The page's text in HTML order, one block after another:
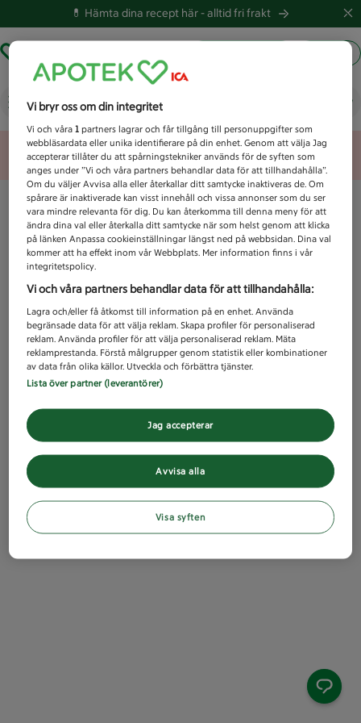
💊 Hämta dina recept här -alltid fri frakt
Vad letar du efter idag?
Unknown error
Vi bryr oss om din integritet
Vi och våra1 partners lagrar och får tillgång till personuppgifter som
webbläsardata eller unika identifierare på din enhet. Genom att välja Jag
accepterar tillåter du att spårningstekniker används för de syften som
anges under ”Vi och våra partners behandlar data för att tillhandahålla”.
Om du väljer Avvisa alla eller återkallar ditt samtycke inaktiveras de. Om
spårare är inaktiverade kan visst innehåll och vissa annonser som du ser
vara mindre relevanta för dig. Du kan återkomma till denna meny för att
ändra dina val eller återkalla ditt samtycke när som helst genom att klicka
på länken Anpassa cookieinställningar längst ned på webbsidan. Dina val
kommer att ha effekt inom vår Webbplats. Mer information finns i vår
integritetspolicy.
Vi och våra partners behandlar data för att tillhandahålla:
Lagra och/eller få åtkomst till information på en enhet. Använda
begränsade data för att välja reklam. Skapa profiler för personaliserad
reklam. Använda profiler för att välja personaliserad reklam. Mäta
reklamprestanda. Förstå målgrupper genom statistik eller kombinationer
av data från olika källor. Utveckla och förbättra tjänster.
Lista över partner (leverantörer)
Avvisa alla
Jag accepterar
Visa syften